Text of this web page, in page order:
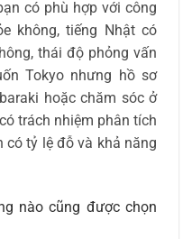
có phù hợp với công
không, tiếng Nhật có
thái độ phỏng vấn
Tokyo nhưng hồ sơ
hoặc chăm sóc ở
trách nhiệm phân tích
tỷ lệ đỗ và khả năng
nào cũng được chọn